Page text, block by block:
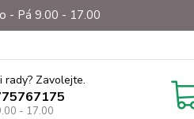
- Pá 9.00 - 17.00
rady? Zavolejte.
- 17.00